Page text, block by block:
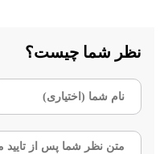
نظر شما چیست؟